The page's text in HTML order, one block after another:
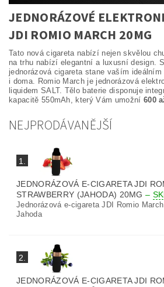
JEDNORÁZOVÉ
JDI ROMIO MARCH 20MG
Tato nová cigareta nabízí nejen skvělou
na trhu nabízí elegantní a luxusní design.
jednorázová cigareta stane vaším
i doma. Romio March je jednorázová
liquidem SALT. Tělo baterie disponuje
kapacitě 550mAh, který Vám umožní 600
NEJPRODÁVANĚJŠÍ
1.
JEDNORÁZOVÁ E-CIGARETA JDI
STRAWBERRY (JAHODA) 20MG–
Jednorázová e-cigareta JDI Romio
Jahoda
2.
JEDNORÁZOVÁ E-CIGARETA JDI